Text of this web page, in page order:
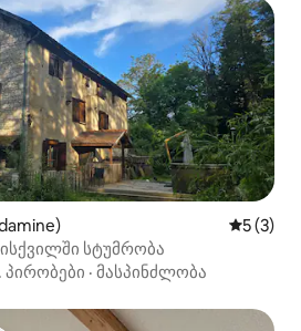
5 (3)
სტუმრობა
პირობები · მასპინძლობა